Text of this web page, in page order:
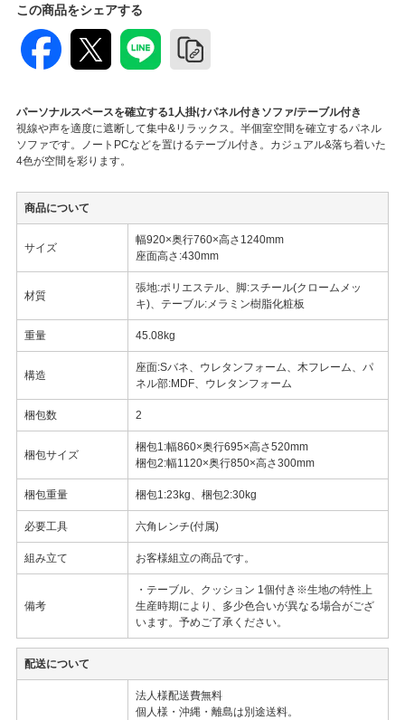
この商品をシェアする
パーソナルスペースを確立する1人掛けパネル付きソファ/テーブル付き
視線や声を適度に遮断して集中&リラックス。半個室空間を確立するパネル
ソファです。ノートPCなどを置けるテーブル付き。カジュアル&落ち着いた
4色が空間を彩ります。
商品について
サイズ
幅920×奥行760×高さ1240mm
座面高さ:430mm
材質
張地:ポリエステル、脚:スチール(クロームメッ
キ)、テーブル:メラミン樹脂化粧板
重量 45.08kg
構造
座面:Sバネ、ウレタンフォーム、木フレーム、パ
ネル部:MDF、ウレタンフォーム
梱包数 2
梱包サイズ
梱包1:幅860×奥行695×高さ520mm
梱包2:幅1120×奥行850×高さ300mm
梱包重量 梱包1:23kg、梱包2:30kg
必要工具 六角レンチ(付属)
組み立て お客様組立の商品です。
備考
・テーブル、クッション 1個付き※生地の特性上
生産時期により、多少色合いが異なる場合がござ
います。予めご了承ください。
配送について
法人様配送費無料
個人様・沖縄・離島は別途送料。